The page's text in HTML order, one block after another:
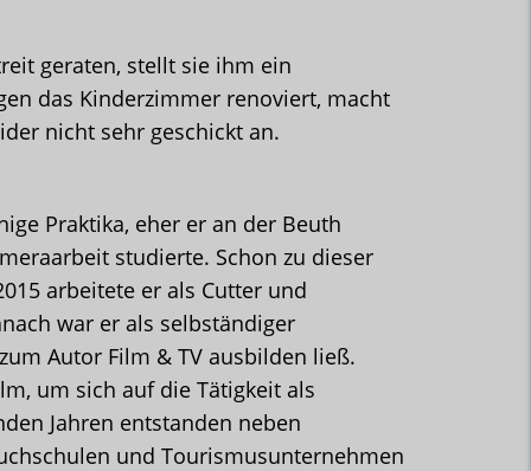
geraten, stellt sie ihm ein
das Kinderzimmer renoviert, macht
nicht sehr geschickt an.
Praktika, eher er an der Beuth
studierte. Schon zu dieser
arbeitete er als Cutter und
war er als selbständiger
Autor Film & TV ausbilden ließ.
um sich auf die Tätigkeit als
Jahren entstanden neben
und Tourismusunternehmen